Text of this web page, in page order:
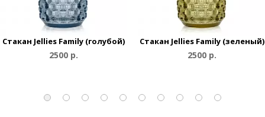
Cтакан Jellies Family (голубой)
2500 р.
Cтакан Jellies Family (зеленый)
2500 р.